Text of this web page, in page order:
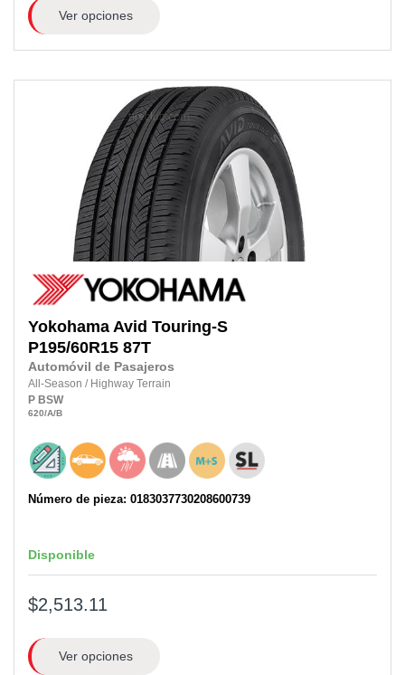
Ver opciones
Yokohama Avid Touring-S
P195/60R15 87T
Automóvil de Pasajeros
All-Season / Highway Terrain
P BSW
620/A/B
Número de pieza: 0183037730208600739
Disponible
$2,513.11
Ver opciones